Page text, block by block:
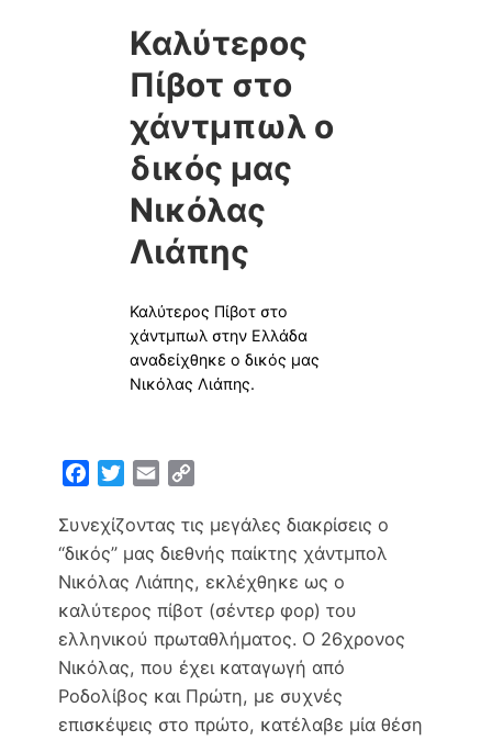
Καλύτερος
Πίβοτ στο
χάντμπωλ ο
δικός μας
Νικόλας
Λιάπης
Καλύτερος Πίβοτ στο
χάντμπωλ στην Ελλάδα
αναδείχθηκε ο δικός μας
Νικόλας Λιάπης.
c
e
b
o
o
k
i
t
t
e
r
a
i
l
p
y
i
n
Συνεχίζοντας τις μεγάλες διακρίσεις ο
“δικός” μας διεθνής παίκτης χάντμπολ
Νικόλας Λιάπης, εκλέχθηκε ως ο
καλύτερος πίβοτ (σέντερ φορ) του
ελληνικού πρωταθλήματος. Ο 26χρονος
Νικόλας, που έχει καταγωγή από
Ροδολίβος και Πρώτη, με συχνές
επισκέψεις στο πρώτο, κατέλαβε μία θέση